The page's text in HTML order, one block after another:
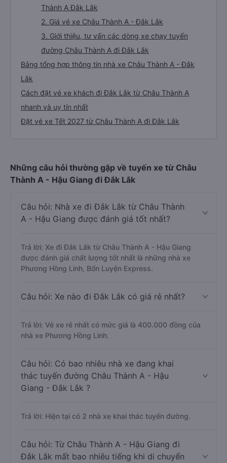
Thành A Đắk Lắk
2. Giá vé xe Châu Thành A - Đắk Lắk
3. Giới thiệu, tư vấn các dòng xe chạy tuyến
đường Châu Thành A đi Đắk Lắk
Bảng tổng hợp thông tin nhà xe Châu Thành A - Đắk
Lắk
Cách đặt vé xe khách đi Đắk Lắk từ Châu Thành A
nhanh và uy tín nhất
Đặt vé xe Tết 2027 từ Châu Thành A đi Đắk Lắk
Những câu hỏi thường gặp về tuyến xe từ Châu
Thành A - Hậu Giang đi Đắk Lắk
Câu hỏi: Nhà xe đi Đắk Lắk từ Châu Thành
A - Hậu Giang được đánh giá tốt nhất?
Trả lời: Xe đi Đắk Lắk từ Châu Thành A - Hậu Giang
được đánh giá chất lượng tốt nhất là những nhà xe
Phương Hồng Linh, Bốn Luyện Express.
Câu hỏi: Xe nào đi Đắk Lắk có giá rẻ nhất?
Trả lời: Vé xe rẻ nhất có mức giá là 400.000 đồng của
nhà xe Phương Hồng Linh.
Câu hỏi: Có bao nhiêu nhà xe đang khai
thác tuyến đường Châu Thành A - Hậu
Giang - Đắk Lắk ?
Trả lời: Hiện tại có 2 nhà xe khai thác tuyến đường.
Câu hỏi: Từ Châu Thành A - Hậu Giang đi
Đắk Lắk mất bao nhiêu tiếng khi di chuyển